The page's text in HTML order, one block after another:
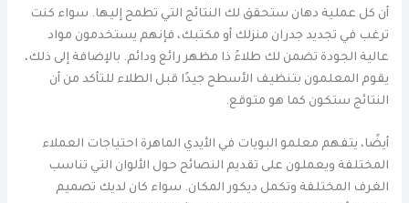
أن كل عملية دهان ستحقق لك النتائج التي تطمح إليها. سواء كنت
ترغب في تجديد جدران منزلك أو مكتبك، فإنهم يستخدمون مواد
عالية الجودة تضمن لك طلاءً ذا مظهر رائع ودائم. بالإضافة إلى ذلك،
يقوم المعلمون بتنظيف الأسطح جيدًا قبل الطلاء للتأكد من أن
النتائج ستكون كما هو متوقع.
أيضًا، يتفهم معلمو البويات في الأيدي الماهرة احتياجات العملاء
المختلفة ويعملون على تقديم النصائح حول الألوان التي تناسب
الغرف المختلفة وتكمل ديكور المكان. سواء كان لديك تصميم